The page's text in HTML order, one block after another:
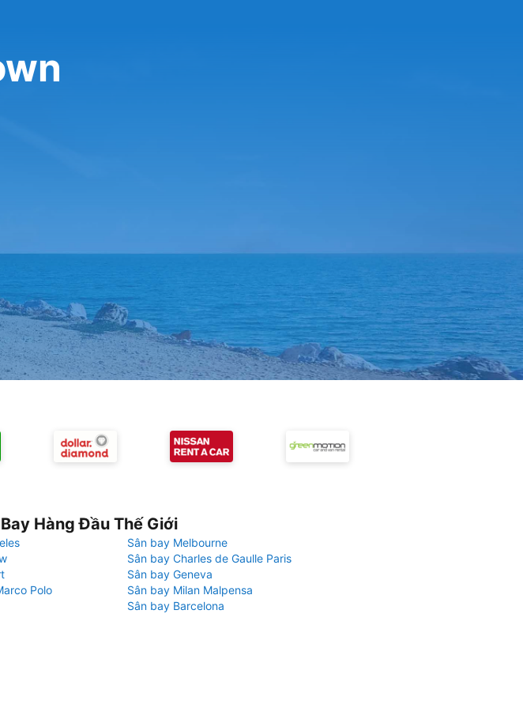
Hàng Đầu Thế Giới
Sân bay Melbourne
Sân bay Charles de Gaulle Paris
Sân bay Geneva
Polo
Sân bay Milan Malpensa
Sân bay Barcelona